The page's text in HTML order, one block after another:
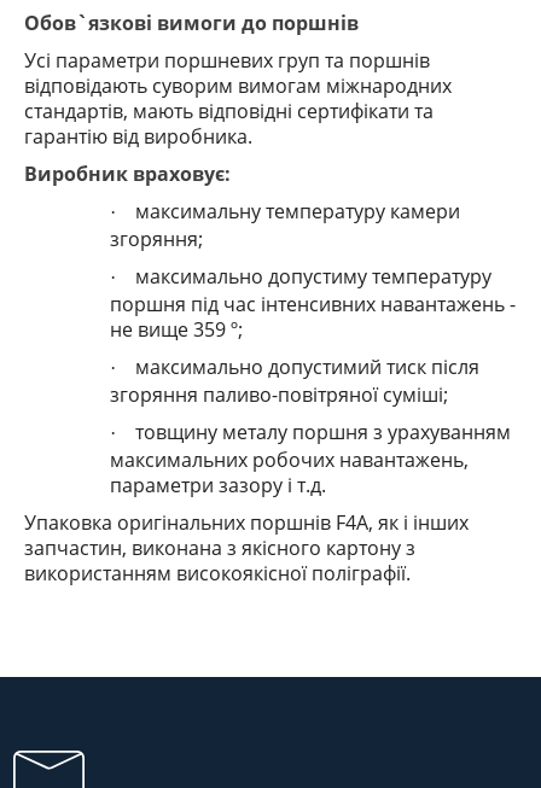
Обов`язкові вимоги до поршнів
Усі параметри поршневих груп та поршнів
відповідають суворим вимогам міжнародних
стандартів, мають відповідні сертифікати та
гарантію від виробника.
Виробник враховує:
·
максимальну температуру камери
згоряння;
·
максимально допустиму температуру
поршня під час інтенсивних навантажень -
не вище 359 º;
·
максимально допустимий тиск після
згоряння паливо-повітряної суміші;
·
товщину металу поршня з урахуванням
максимальних робочих навантажень,
параметри зазору і т.д.
Упаковка оригінальних поршнів F4A, як і інших
запчастин, виконана з якісного картону з
використанням високоякісної поліграфії.